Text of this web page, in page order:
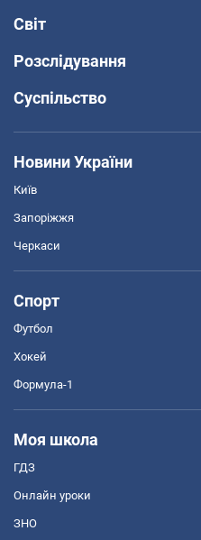
Світ
Розслідування
Суспільство
Новини України
Київ
Запоріжжя
Черкаси
Спорт
Футбол
Хокей
Формула-1
Моя школа
ГДЗ
Онлайн уроки
ЗНО